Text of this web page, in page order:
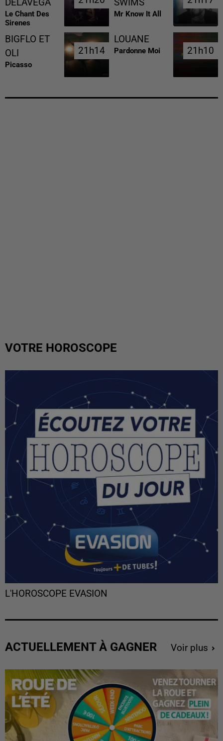
DELAVEGA
Le Chant Des
Sirenes
SWIMS
Mr Know It All
BIGFLO ET
OLI
Picasso
21h14
21h14
LOUANE
Pardonne Moi 21h10
21h10
VOTRE HOROSCOPE
L'HOROSCOPE EVASION
ACTUELLEMENT À GAGNER Voir plus